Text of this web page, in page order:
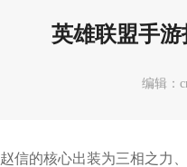
英雄联盟手
编辑：
信的核心出装为三相之力